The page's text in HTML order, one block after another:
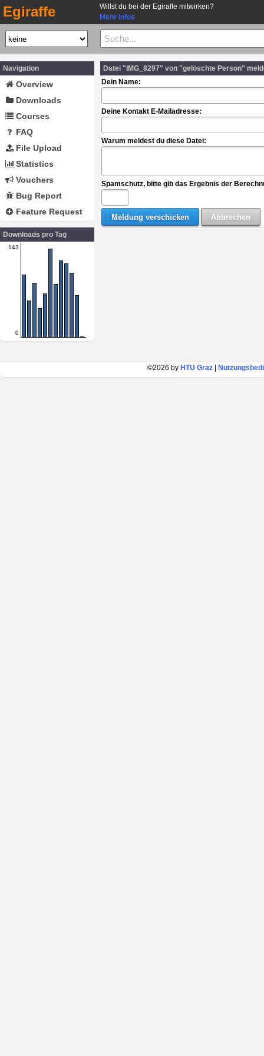
Egiraffe
Willst du bei der Egiraffe mitwirken?
Mehr Infos
Navigation
Overview
Downloads
Courses
FAQ
File Upload
Statistics
Vouchers
Bug Report
Feature Request
Downloads pro Tag
143
0
Datei "IMG_8297" von "gelöschte Person"
Dein Name:
Deine Kontakt E-Mailadresse:
Warum meldest du diese Datei:
Spamschutz, bitte gib das Ergebnis der
©2026 by HTU Graz|